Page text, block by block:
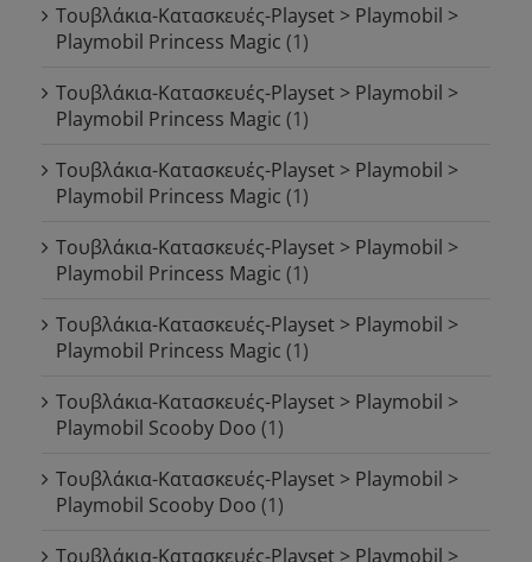
Τουβλάκια-Κατασκευές-Playset > Playmobil >
Playmobil Princess Magic (1)
Τουβλάκια-Κατασκευές-Playset > Playmobil >
Playmobil Princess Magic (1)
Τουβλάκια-Κατασκευές-Playset > Playmobil >
Playmobil Princess Magic (1)
Τουβλάκια-Κατασκευές-Playset > Playmobil >
Playmobil Princess Magic (1)
Τουβλάκια-Κατασκευές-Playset > Playmobil >
Playmobil Princess Magic (1)
Τουβλάκια-Κατασκευές-Playset > Playmobil >
Playmobil Scooby Doo (1)
Τουβλάκια-Κατασκευές-Playset > Playmobil >
Playmobil Scooby Doo (1)
Τουβλάκια-Κατασκευές-Playset > Playmobil >